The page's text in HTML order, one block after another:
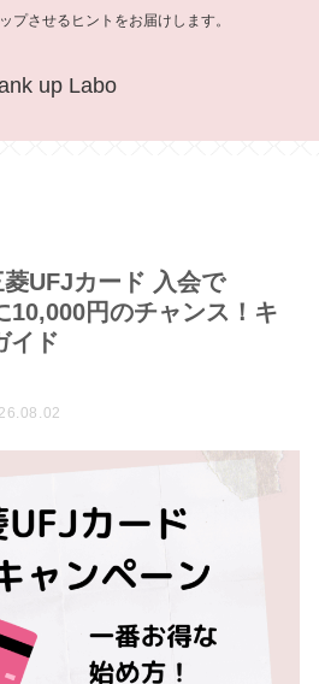
プさせるヒントをお届けします。
up Labo
菱UFJカード 入会で
10,000円のチャンス！キ
イド